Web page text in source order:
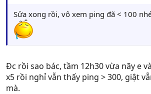
Sửa xong rồi, vô xem ping đã < 100
Đc rồi sao bác, tầm 12h30 vừa nãy e
x5 rồi nghỉ vẫn thấy ping > 300, giật
mà.